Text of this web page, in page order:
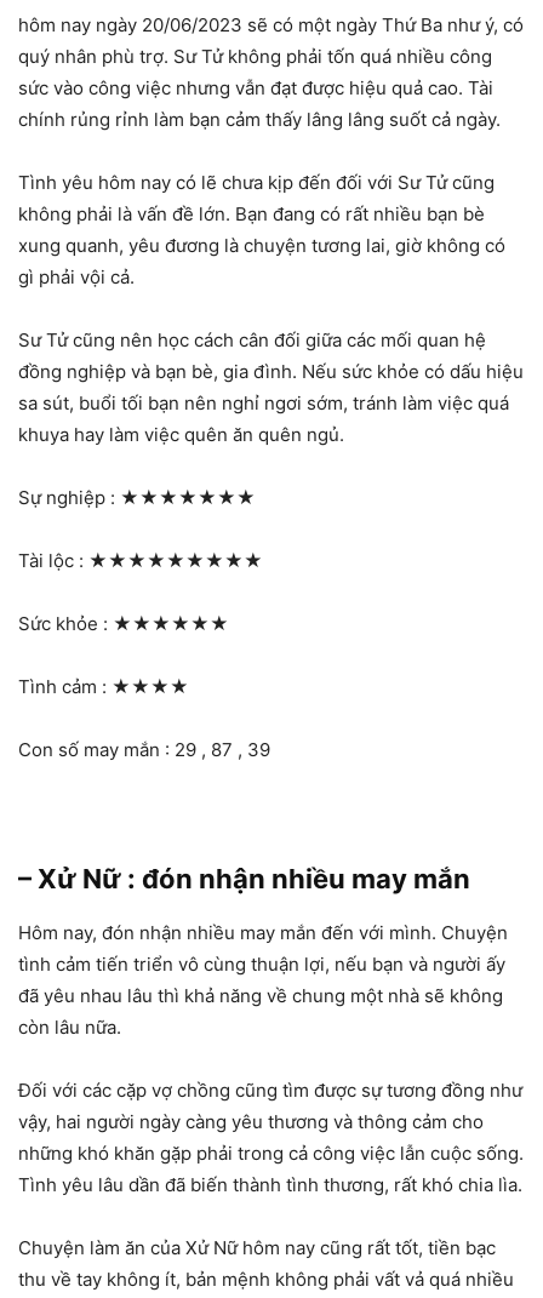
hôm nay ngày 20/06/2023 sẽ có một ngày Thứ Ba như ý, có
quý nhân phù trợ. Sư Tử không phải tốn quá nhiều công
sức vào công việc nhưng vẫn đạt được hiệu quả cao. Tài
chính rủng rỉnh làm bạn cảm thấy lâng lâng suốt cả ngày.
Tình yêu hôm nay có lẽ chưa kịp đến đối với Sư Tử cũng
không phải là vấn đề lớn. Bạn đang có rất nhiều bạn bè
xung quanh, yêu đương là chuyện tương lai, giờ không có
gì phải vội cả.
Sư Tử cũng nên học cách cân đối giữa các mối quan hệ
đồng nghiệp và bạn bè, gia đình. Nếu sức khỏe có dấu hiệu
sa sút, buổi tối bạn nên nghỉ ngơi sớm, tránh làm việc quá
khuya hay làm việc quên ăn quên ngủ.
Sự nghiệp : ★★★★★★★
Tài lộc : ★★★★★★★★★
Sức khỏe : ★★★★★★
Tình cảm : ★★★★
Con số may mắn : 29 , 87 , 39
– Xử Nữ : đón nhận nhiều may mắn
Hôm nay, đón nhận nhiều may mắn đến với mình. Chuyện
tình cảm tiến triển vô cùng thuận lợi, nếu bạn và người ấy
đã yêu nhau lâu thì khả năng về chung một nhà sẽ không
còn lâu nữa.
Đối với các cặp vợ chồng cũng tìm được sự tương đồng như
vậy, hai người ngày càng yêu thương và thông cảm cho
những khó khăn gặp phải trong cả công việc lẫn cuộc sống.
Tình yêu lâu dần đã biến thành tình thương, rất khó chia lìa.
Chuyện làm ăn của Xử Nữ hôm nay cũng rất tốt, tiền bạc
thu về tay không ít, bản mệnh không phải vất vả quá nhiều